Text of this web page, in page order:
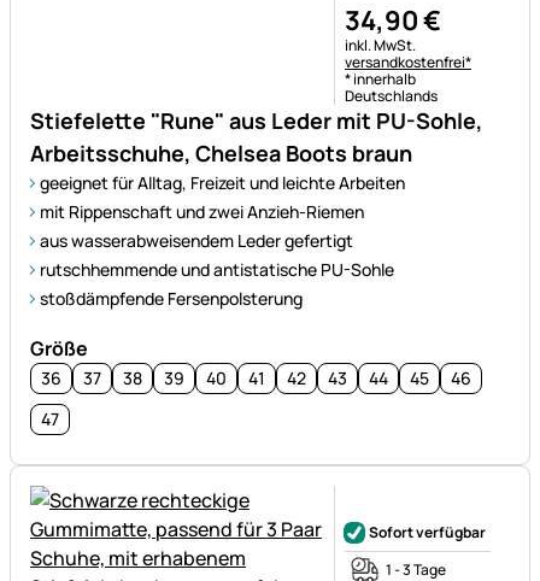
Stiefelette "Rune" aus Leder mit PU-Sohle,
Arbeitsschuhe, Chelsea Boots braun
geeignet für Alltag, Freizeit und leichte Arbeiten
mit Rippenschaft und zwei Anzieh-Riemen
aus wasserabweisendem Leder gefertigt
rutschhemmende und antistatische PU-Sohle
stoßdämpfende Fersenpolsterung
Größe
36 37 38 39 40 41 42 43 44 45
46
47
34,90€
Steuerhinweis:
inkl. MwSt.
versandkostenfrei*
* innerhalb
Deutschlands
Sofort verfügbar
1 - 3 Tage